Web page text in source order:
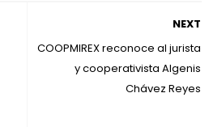
NEXT
COOPMIREX reconoce al jurista
y cooperativista Algenis
Chávez Reyes